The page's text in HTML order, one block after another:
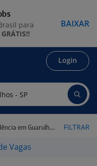
Login
em Guarulhos - SP FILTRAR
Vagas
para
GRÁTIS!!
BAIXAR